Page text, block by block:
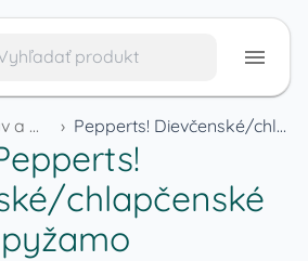
Oblečenie, obuv a módne doplnky › Pepperts! Dievčenské/chlapčenské pyžamo
chlapčenské
pyžamo